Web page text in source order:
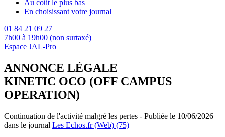
Au coût le plus bas
En choisissant votre journal
01 84 21 09 27
7h00 à 19h00 (non surtaxé)
Espace JAL-Pro
ANNONCE LÉGALE
KINETIC OCO (OFF CAMPUS
OPERATION)
Continuation de l'activité malgré les pertes - Publiée le 10/06/2026
dans le journal Les Echos.fr (Web) (75)